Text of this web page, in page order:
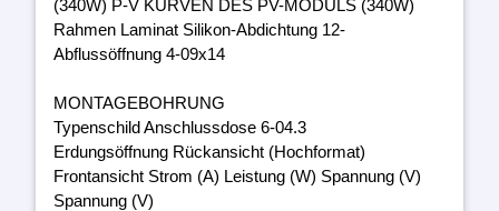
(340W) P-V KURVEN DES PV-MODULS (340W)
Rahmen Laminat Silikon-Abdichtung 12-
Abflussöffnung 4-09x14
MONTAGEBOHRUNG
Typenschild Anschlussdose 6-04.3
Erdungsöffnung Rückansicht (Hochformat)
Frontansicht Strom (A) Leistung (W) Spannung (V)
Spannung (V)